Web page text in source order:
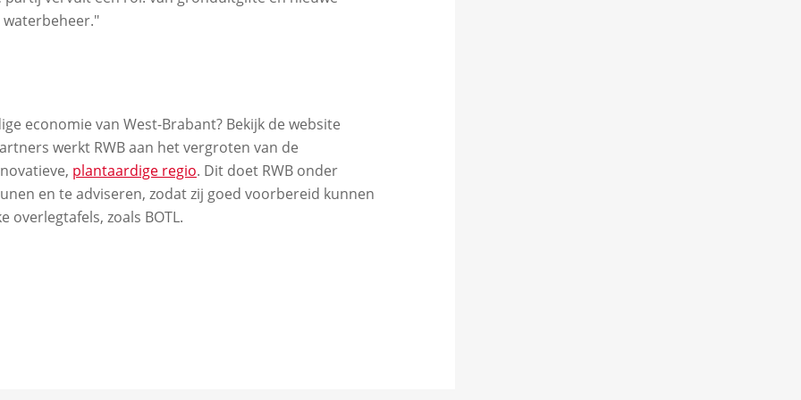
economie van West-Brabant? Bekijk de website
werkt RWB aan het vergroten van de
plantaardige regio. Dit doet RWB onder
en te adviseren, zodat zij goed voorbereid kunnen
zoals BOTL.